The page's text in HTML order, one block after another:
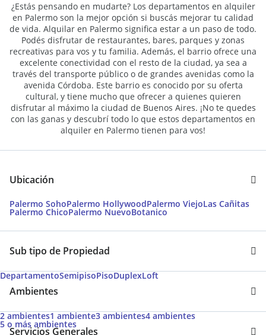
¿Estás pensando en mudarte? Los departamentos en alquiler
en Palermo son la mejor opción si buscás mejorar tu calidad
de vida. Alquilar en Palermo significa estar a un paso de todo.
Podés disfrutar de restaurantes, bares, parques y zonas
recreativas para vos y tu familia. Además, el barrio ofrece una
excelente conectividad con el resto de la ciudad, ya sea a
través del transporte público o de grandes avenidas como la
avenida Córdoba. Este barrio es conocido por su oferta
cultural, y tiene mucho que ofrecer a quienes quieren
disfrutar al máximo la ciudad de Buenos Aires. ¡No te quedes
con las ganas y descubrí todo lo que estos departamentos en
alquiler en Palermo tienen para vos!
Ubicación
Palermo SohoPalermo HollywoodPalermo ViejoLas Cañitas
Palermo ChicoPalermo NuevoBotanico
Sub tipo de Propiedad
DepartamentoSemipisoPisoDuplexLoft
Ambientes
2 ambientes1 ambiente3 ambientes4 ambientes
5 o más ambientes
Servicios Generales